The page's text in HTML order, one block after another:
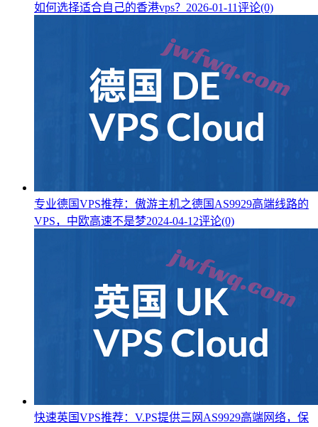
如何选择适合自己的香港vps？ 2026-01-11评论(0)
专业德国VPS推荐：傲游主机之德国AS9929高端线路的
VPS，中欧高速不是梦2024-04-12评论(0)
快速英国VPS推荐：V.PS提供三网AS9929高端网络，保